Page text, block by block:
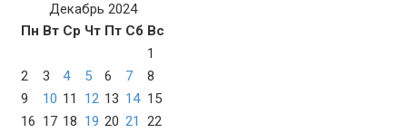
Декабрь 2024
Пн Вт Ср Чт Пт Сб Вс
1
2
3 4 5 6 7
8
9
10 11 12 13 14 15
16 17 18 19 20 21 22